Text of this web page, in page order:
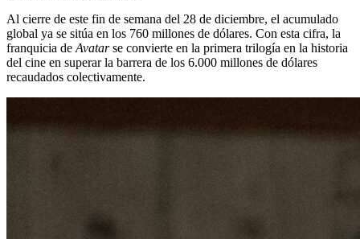
Al cierre de este fin de semana del 28 de diciembre, el acumulado
global ya se sitúa en los 760 millones de dólares. Con esta cifra, la
franquicia de Avatarse convierte en la primera trilogía en la historia
del cine en superar la barrera de los 6.000 millones de dólares
recaudados colectivamente.